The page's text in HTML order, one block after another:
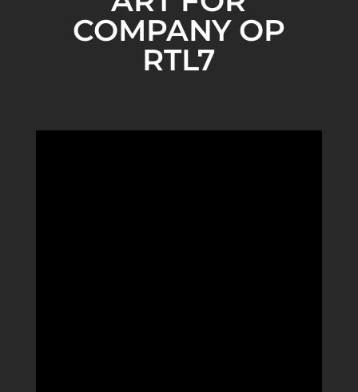
COMPANY OP
RTL7